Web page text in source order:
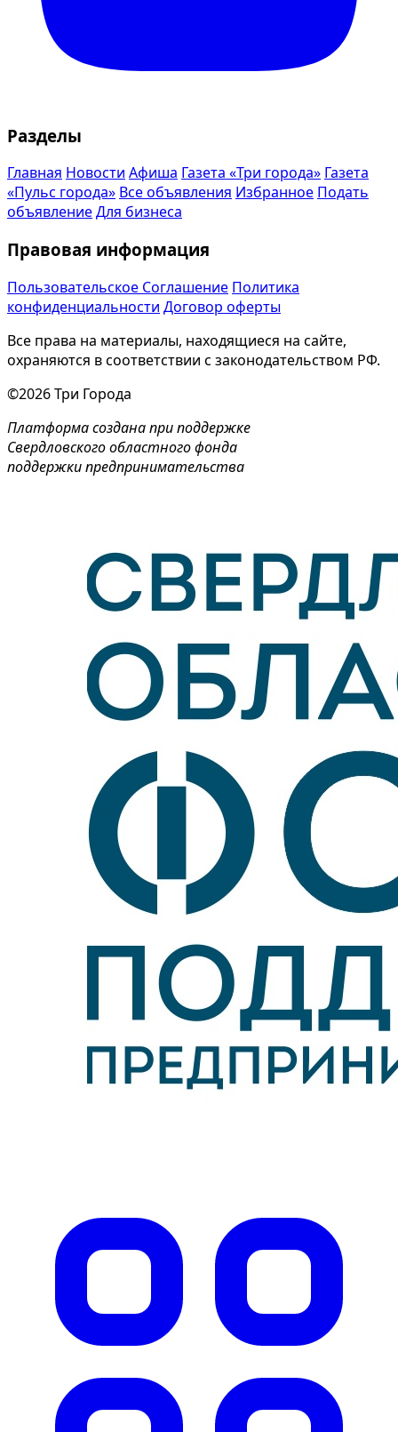
Разделы
Главная Новости Афиша Газета «Три города» Газета
«Пульс города» Все объявления Избранное Подать
объявлениеДля бизнеса
Правовая информация
Пользовательское Соглашение Политика
конфиденциальности Договор оферты
Все права на материалы, находящиеся на сайте,
охраняются в соответствии с законодательством РФ.
©2026 Три Города
Платформа создана при поддержке
Свердловского областного фонда
поддержки предпринимательства